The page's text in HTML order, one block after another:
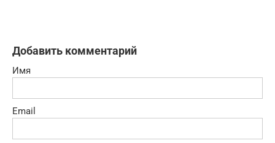
Добавить комментарий
Имя
Email